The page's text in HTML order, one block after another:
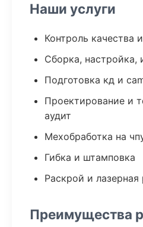
Наши услуги
Контроль качества
Сборка, настройка,
Подготовка кд и
Проектирование и
аудит
Мехобработка на
Гибка и штамповка
Раскрой и лазерная
Преимущества